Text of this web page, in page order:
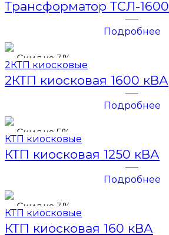
Трансформатор ТСЛ-1600
Подробнее
Скидка 3%
2КТП киосковые
2КТП киосковая 1600 кВА
Подробнее
Скидка 5%
КТП киосковые
КТП киосковая 1250 кВА
Подробнее
Скидка 3%
КТП киосковые
КТП киосковая 160 кВА